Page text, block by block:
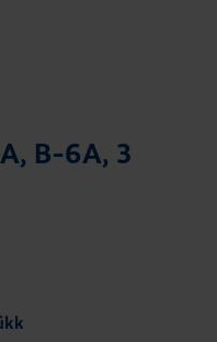
B-6A, 3